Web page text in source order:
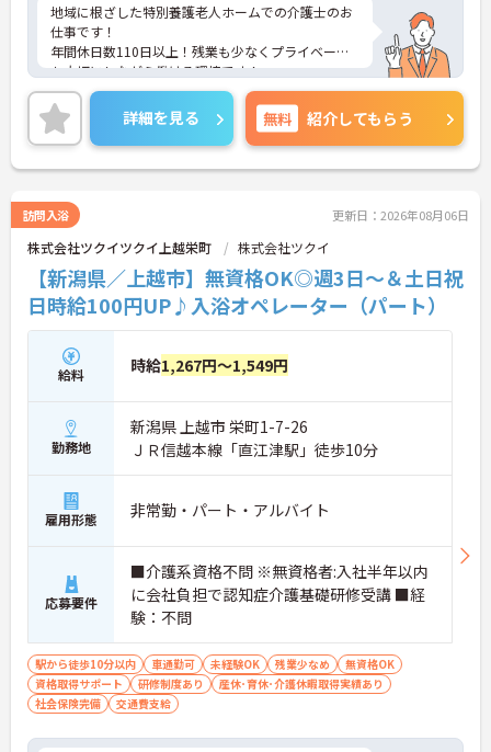
地域に根ざした特別養護老人ホームでの介護士のお
仕事です！
年間休日数110日以上！残業も少なくプライベート
も大切にしながら働ける環境です！
ご興味ある方には、面接のポイントなど、さらに詳
細をお話致しますのでお気軽にご相談ください。
詳細を見る 無料 紹介してもらう
訪問入浴 更新日：2026年08月06日
株式会社ツクイツクイ上越栄町 株式会社ツクイ
【新潟県／上越市】無資格OK◎週3日～＆土日祝
日時給100円UP♪入浴オペレーター（パート）
給料 時給1,267円～1,549円
勤務地
新潟県 上越市 栄町1-7-26
ＪＲ信越本線「直江津駅」徒歩10分
雇用形態 非常勤・パート・アルバイト
応募要件
■介護系資格不問 ※無資格者:入社半年以内
に会社負担で認知症介護基礎研修受講 ■経
験：不問
駅から徒歩10分以内 車通勤可 未経験OK 残業少なめ
無資格OK
資格取得サポート
研修制度あり
産休･育休･介護休暇取得実績あり
社会保険完備
交通費支給